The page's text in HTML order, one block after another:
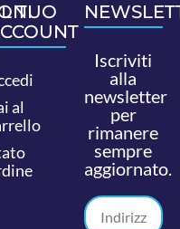
TUO
al
Iscriviti
alla
newsletter
per
rimanere
sempre
aggiornato.